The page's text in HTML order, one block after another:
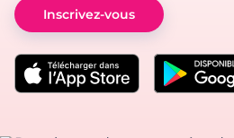
Inscrivez-vous